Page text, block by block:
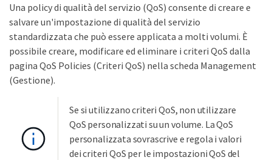
Una policy di qualità del servizio (QoS) consente di creare e
salvare un'impostazione di qualità del servizio
standardizzata che può essere applicata a molti volumi. È
possibile creare, modificare ed eliminare i criteri QoS dalla
pagina QoS Policies (Criteri QoS) nella scheda Management
(Gestione).
Se si utilizzano criteri QoS, non utilizzare
QoS personalizzati su un volume. La QoS
personalizzata sovrascrive e regola i valori
dei criteri QoS per le impostazioni QoS del